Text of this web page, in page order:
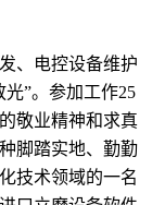
、电控设备维护
”。参加工作25
敬业精神和求真
脚踏实地、勤勤
技术领域的一名